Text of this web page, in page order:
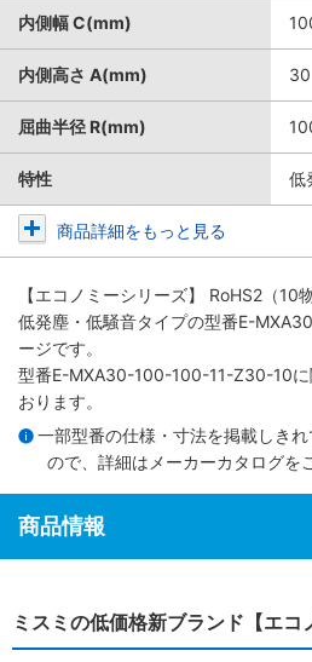
内側幅 C(mm)
内側高さ A(mm) 30
屈曲半径 R(mm)
特性 低
商品詳細をもっと見る
【エコノミーシリーズ】 RoHS2（10
低発塵・低騒音タイプの型番E-
ージです。
型番E-MXA30-100-100-11-Z30-10に
おります。
一部型番の仕様・寸法を掲載しき
ので、詳細は メーカーカタログを
商品情報
ミスミの低価格新ブランド【エコ